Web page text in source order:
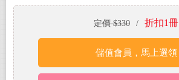
定價 $330 / 折扣1冊
儲值會員，馬上選領